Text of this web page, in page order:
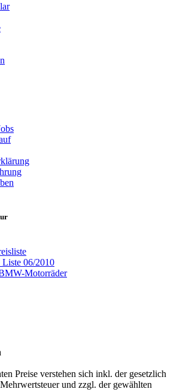
06/2010
Motorräder
Preise verstehen sich inkl. der gesetzlich
und zzgl. der gewählten